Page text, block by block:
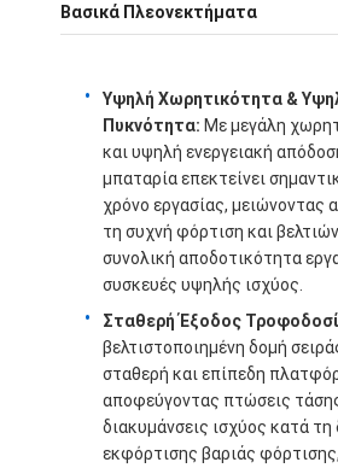
Βασικά Πλεονεκτήματα
Υψηλή Χωρητικότητα &
Πυκνότητα: Με μεγάλη
και υψηλή ενεργειακή
μπαταρία επεκτείνει
χρόνο εργασίας, μειώνοντας
τη συχνή φόρτιση και
συνολική αποδοτικότητα
συσκευές υψηλής ισχύος.
Σταθερή Έξοδος
βελτιστοποιημένη δομή
σταθερή και επίπεδη
αποφεύγοντας πτώσεις
διακυμάνσεις ισχύος κατά τη
εκφόρτισης βαριάς